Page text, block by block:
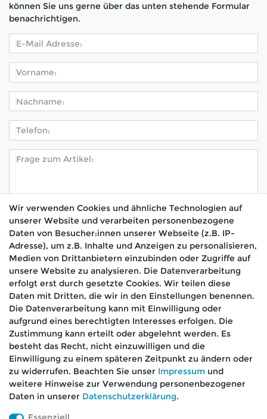
können Sie uns gerne über das unten stehende Formular
benachrichtigen.
Hiermit bestätige ich, dass ich dieDaten­schutz­
erklärung gelesen habe. *
Absenden
🚚 Schneller Versand
📦 Kostenloser Versand ab 75 €
📞 Kostenlose Beratung per Telefon &
WhatsApp
Wir verwenden Cookies und ähnliche Technologien auf
unserer Website und verarbeiten personenbezogene
Daten von Besucher:innen unserer Webseite (z.B. IP-
Adresse), um z.B. Inhalte und Anzeigen zu personalisieren,
Medien von Drittanbietern einzubinden oder Zugriffe auf
unsere Website zu analysieren. Die Datenverarbeitung
erfolgt erst durch gesetzte Cookies. Wir teilen diese
Daten mit Dritten, die wir in den Einstellungen benennen.
Die Datenverarbeitung kann mit Einwilligung oder
aufgrund eines berechtigten Interesses erfolgen. Die
Zustimmung kann erteilt oder abgelehnt werden. Es
besteht das Recht, nicht einzuwilligen und die
Einwilligung zu einem späteren Zeitpunkt zu ändern oder
zu widerrufen. Beachten Sie unser Impressum und
weitere Hinweise zur Verwendung personenbezogener
Daten in unserer Daten­schutz­erklärung.